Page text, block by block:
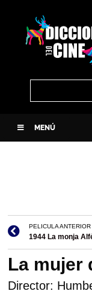
MENÚ
PELICULA ANTERIOR
1944 La monja
La mujer
Director: